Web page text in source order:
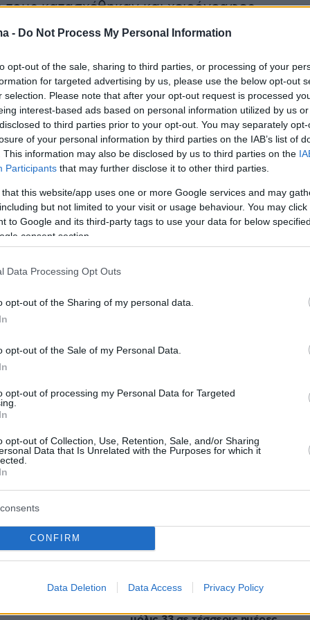
- Do Not Process My Personal Information
opt-out of the sale, sharing to third parties, or processing of your
for targeted advertising by us, please use the below opt-out
selection. Please note that after your opt-out request is processed
interest-based ads based on personal information utilized by us
to third parties prior to your opt-out. You may separately
of your personal information by third parties on the IAB’s list of
This information may also be disclosed by us to third parties on the
Participants that may further disclose it to other third parties.
that this website/app uses one or more Google services and may
but not limited to your visit or usage behaviour. You may
to Google and its third-party tags to use your data for below
consent section.
Data Processing Opt Outs
opt-out of the Sharing of my personal data.
opt-out of the Sale of my Personal Data.
opt-out of processing my Personal Data for Targeted
opt-out of Collection, Use, Retention, Sale, and/or Sharing
Data that Is Unrelated with the Purposes for which it
CONFIRM
Data Deletion Data Access Privacy Policy
τους κατασχέθηκαν και χειρόγραφες
τις αγοραπωλησίες οι οποίες εξετάζονται.
σχηματίστηκε δικογραφία για διακίνηση
σε βαθμό κακουργήματος και παράβαση της
περί όπλων και οδηγήθηκαν στον εισαγγελέα
Ζακύνθου.
η Βρετανία ή η Σοβιετική Ένωση;» - Ο Μασκ
τη σύλληψη ενός άνδρα για σχόλια στο
για Covid-19: Ο ιός αλλάζει συνεχώς, κάτι
όλους σε κίνδυνο
επιλέγει τον Τιμ Γουόλς ως υποψήφιο
από την Ελλάδα και τον Κόσμο, τη
στο
Βουτιές στις
Με το «σταγονόμετρο» η διέλευση